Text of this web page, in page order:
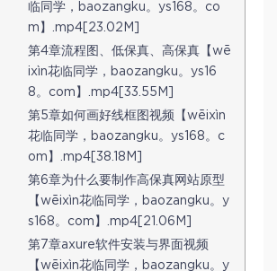
临同学，baozangku。ys168。co
m】.mp4[23.02M]
第4章流程图、低保真、高保真【wē
ixìn花临同学，baozangku。ys16
8。com】.mp4[33.55M]
第5章如何画好线框图视频【wēixìn
花临同学，baozangku。ys168。c
om】.mp4[38.18M]
第6章为什么要制作高保真网站原型
【wēixìn花临同学，baozangku。y
s168。com】.mp4[21.06M]
第7章axure软件安装与界面视频
【wēixìn花临同学，baozangku。y